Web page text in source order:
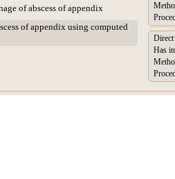
of abscess of appendix
of appendix using computed
Has